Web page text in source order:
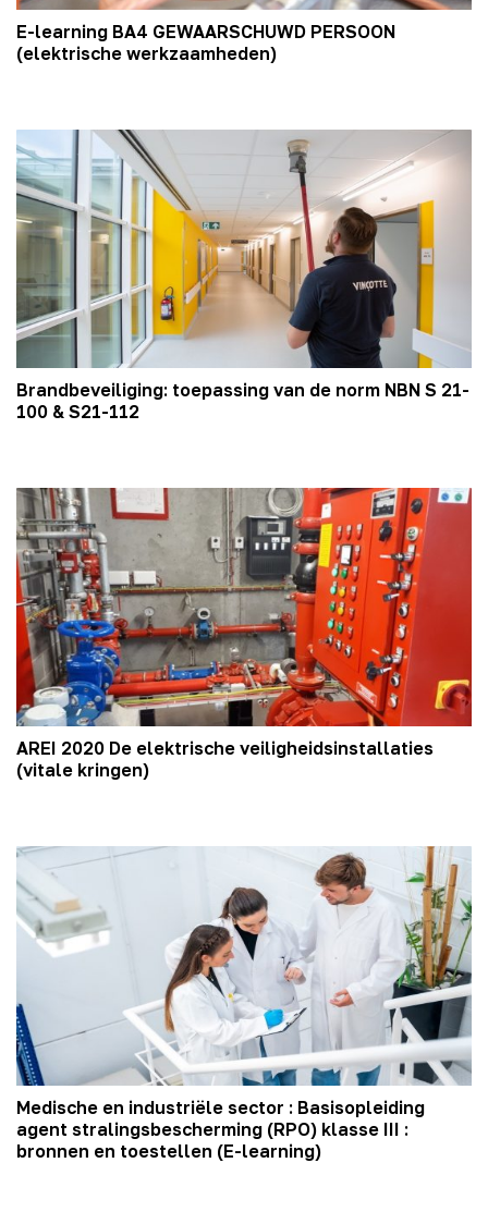
E-learning BA4 GEWAARSCHUWD PERSOON
(elektrische werkzaamheden)
Brandbeveiliging: toepassing van de norm NBN S 21-
100 & S21-112
AREI 2020 De elektrische veiligheidsinstallaties
(vitale kringen)
Medische en industriële sector : Basisopleiding
agent stralingsbescherming (RPO) klasse III :
bronnen en toestellen (E-learning)